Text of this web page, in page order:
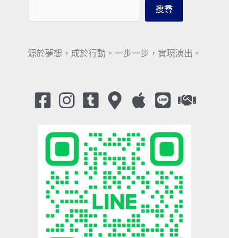
搜尋
源於夢想，成於行動。一步一步，實現演出。